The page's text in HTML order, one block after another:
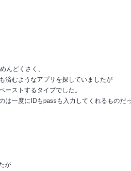
んどくさく、
済むようなアプリを探していましたが
ーストするタイプでした。
は一度にIDもpassも入力してくれるものだ
が